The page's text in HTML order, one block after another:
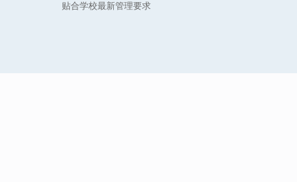
贴合学校最新管理要求